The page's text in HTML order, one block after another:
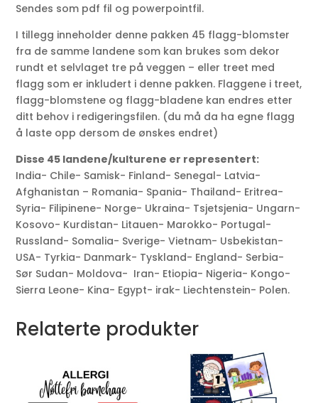
Sendes som pdf fil og powerpointfil.
I tillegg inneholder denne pakken 45 flagg-blomster
fra de samme landene som kan brukes som dekor
rundt et selvlaget tre på veggen – eller treet med
flagg som er inkludert i denne pakken. Flaggene i treet,
flagg-blomstene og flagg-bladene kan endres etter
ditt behov i redigeringsfilen. (du må da ha egne flagg
å laste opp dersom de ønskes endret)
Disse 45 landene/kulturene er representert:
India- Chile- Samisk- Finland- Senegal- Latvia-
Afghanistan – Romania- Spania- Thailand- Eritrea-
Syria- Filipinene- Norge- Ukraina- Tsjetsjenia- Ungarn-
Kosovo- Kurdistan- Litauen- Marokko- Portugal-
Russland- Somalia- Sverige- Vietnam- Usbekistan-
USA- Tyrkia- Danmark- Tyskland- England- Serbia-
Sør Sudan- Moldova- Iran- Etiopia- Nigeria- Kongo-
Sierra Leone- Kina- Egypt- irak- Liechtenstein- Polen.
Relaterte produkter